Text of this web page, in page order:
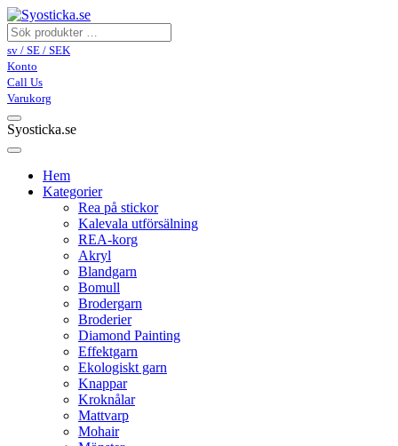
sv / SE / SEK
Konto
Call Us
Varukorg
Syosticka.se
Hem
Kategorier
Rea på stickor
Kalevala utförsälning
REA-korg
Akryl
Blandgarn
Bomull
Brodergarn
Broderier
Diamond Painting
Effektgarn
Ekologiskt garn
Knappar
Kroknålar
Mattvarp
Mohair